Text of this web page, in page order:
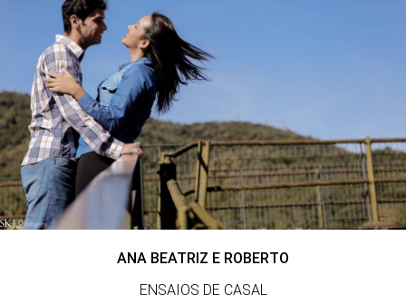
ANA BEATRIZ E ROBERTO
ENSAIOS DE CASAL